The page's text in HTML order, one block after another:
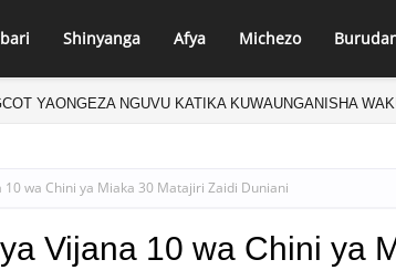
Shinyanga Afya Michezo
YAONGEZA NGUVU KATIKA KUWAUNGANISHA
10 wa Chini ya Miaka 30 Matajiri Zaidi Duniani
Vijana 10 wa Chini ya